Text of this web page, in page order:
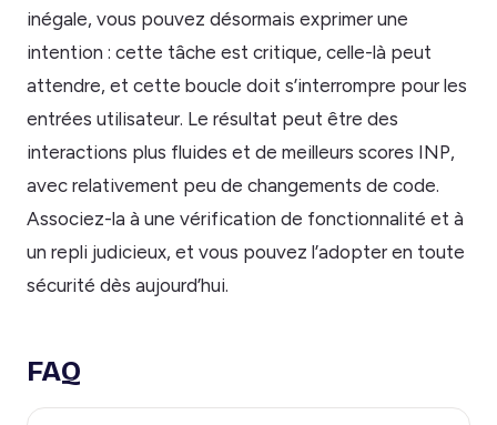
inégale, vous pouvez désormais exprimer une
intention : cette tâche est critique, celle-là peut
attendre, et cette boucle doit s’interrompre pour les
entrées utilisateur. Le résultat peut être des
interactions plus fluides et de meilleurs scores INP,
avec relativement peu de changements de code.
Associez-la à une vérification de fonctionnalité et à
un repli judicieux, et vous pouvez l’adopter en toute
sécurité dès aujourd’hui.
FAQ